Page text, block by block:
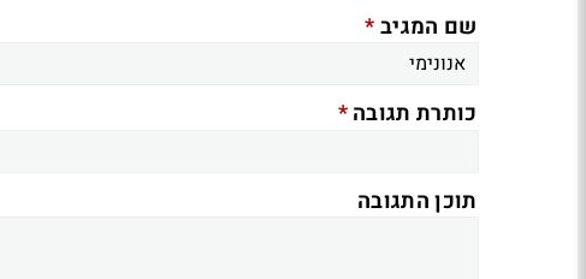
שם המגיב*
כותרת תגובה*
תוכן התגובה